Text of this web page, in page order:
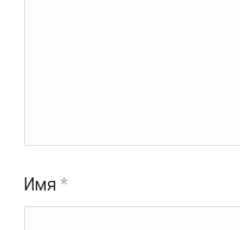
Имя *